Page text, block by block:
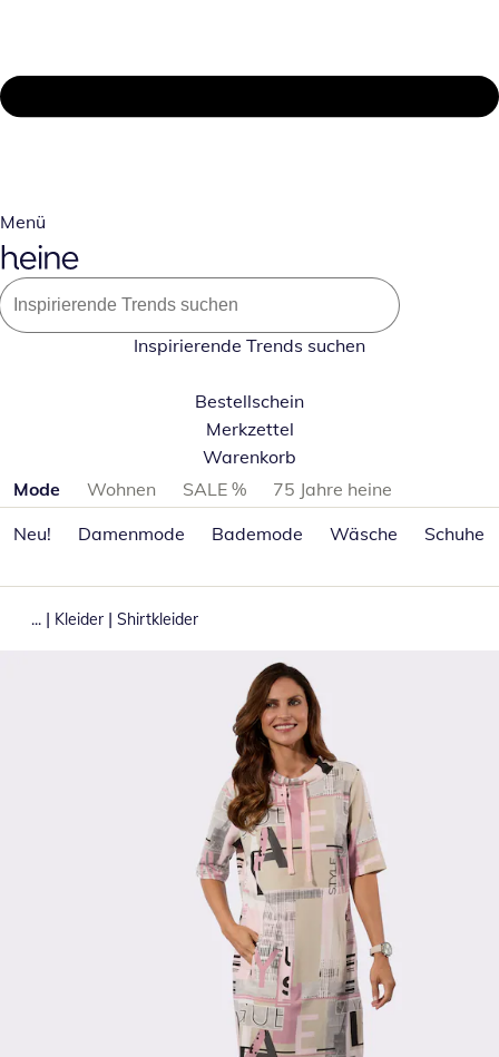
Menü
Inspirierende Trends suchen
Bestellschein
Merkzettel
Warenkorb
Produktkategorien überspringen
Mode Wohnen SALE %
75 Jahre heine
Neu!
Damenmode Bademode Wäsche Schuhe
... | Kleider | Shirtkleider